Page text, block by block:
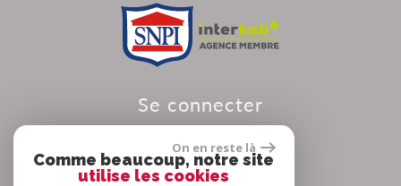
se connecter
On en reste là
Comme beaucoup, notre site
utilise les cookies